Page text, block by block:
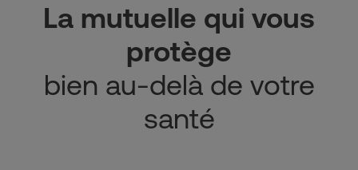
La mutuelle qui vous
protège
bien au-delà de votre
santé